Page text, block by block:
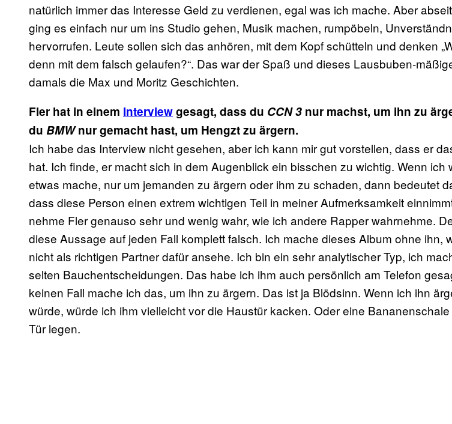
natürlich immer das Interesse Geld zu verdienen, egal was ich mache. Aber
ging es einfach nur um ins Studio gehen, Musik machen, rumpöbeln,
hervorrufen. Leute sollen sich das anhören, mit dem Kopf schütteln und denken
denn mit dem falsch gelaufen?“. Das war der Spaß und dieses Lausbuben-
damals die Max und Moritz Geschichten.
Fler hat in einem Interviewgesagt, dass du CCN 3 nur machst, um ihn zu
du BMWnur gemacht hast, um Hengzt zu ärgern.
Ich habe das Interview nicht gesehen, aber ich kann mir gut vorstellen, dass er
hat. Ich finde, er macht sich in dem Augenblick ein bisschen zu wichtig. Wenn ich
etwas mache, nur um jemanden zu ärgern oder ihm zu schaden, dann bedeutet
dass diese Person einen extrem wichtigen Teil in meiner Aufmerksamkeit
nehme Fler genauso sehr und wenig wahr, wie ich andere Rapper wahrnehme.
diese Aussage auf jeden Fall komplett falsch. Ich mache dieses Album ohne ihn,
nicht als richtigen Partner dafür ansehe. Ich bin ein sehr analytischer Typ, ich
selten Bauchentscheidungen. Das habe ich ihm auch persönlich am Telefon
keinen Fall mache ich das, um ihn zu ärgern. Das ist ja Blödsinn. Wenn ich ihn
würde, würde ich ihm vielleicht vor die Haustür kacken. Oder eine
Tür legen.